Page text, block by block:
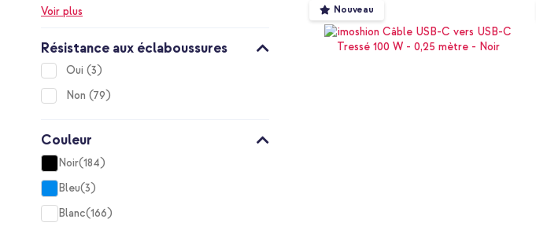
Nouveau
Voir plus
Résistance aux éclaboussures
Oui 3
items
Non
79
items
Couleur
Noir 184
items
Bleu 3
items
Blanc 166
items